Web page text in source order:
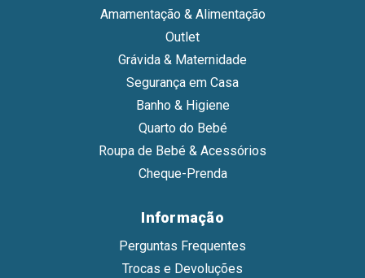
Amamentação & Alimentação
Outlet
Grávida & Maternidade
Segurança em Casa
Banho & Higiene
Quarto do Bebé
Roupa de Bebé & Acessórios
Cheque-Prenda
Informação
Perguntas Frequentes
Trocas e Devoluções